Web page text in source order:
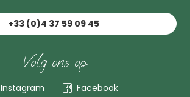
+33 (0)4 37 59 09 45
Volg ons op
Instagram Facebook